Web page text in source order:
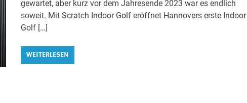
gewartet, aber kurz vor dem Jahresende 2023 war es endlich
soweit. Mit Scratch Indoor Golf eröffnet Hannovers erste Indoor
Golf […]
WEITERLESEN